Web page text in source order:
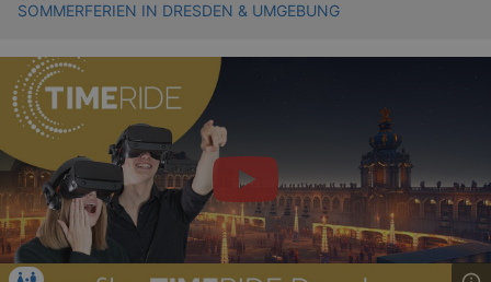
SOMMERFERIEN IN DRESDEN & UMGEBUNG